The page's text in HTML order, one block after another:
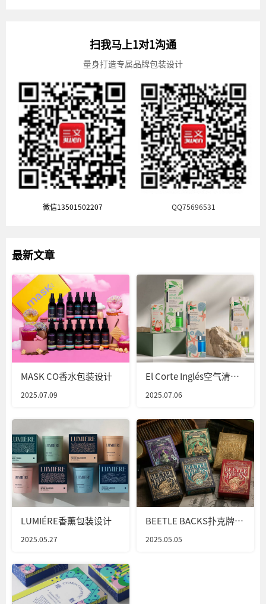
扫我马上1对1沟通
量身打造专属品牌包装设计
微信13501502207 QQ75696531
最新文章
MASK CO香水包装设计
2025.07.09
El Corte Inglés空气清新
2025.07.06
LUMIÉRE香薰包装设计
2025.05.27
BEETLE BACKS扑克牌包
2025.05.05